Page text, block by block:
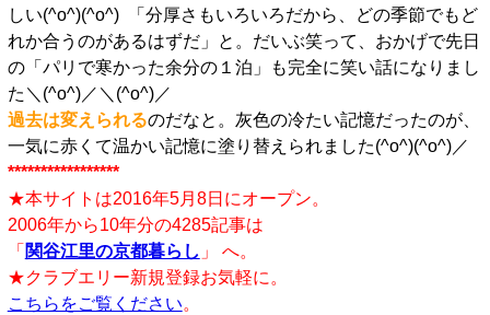
しい(^o^)(^o^) 「分厚さもいろいろだから、どの季節でもど
れか合うのがあるはずだ」と。だいぶ笑って、おかげで先日
の「パリで寒かった余分の１泊」も完全に笑い話になりまし
た＼(^o^)／＼(^o^)／
過去は変えられるのだなと。灰色の冷たい記憶だったのが、
一気に赤くて温かい記憶に塗り替えられました(^o^)(^o^)／
*****************
★本サイトは2016年5月8日にオープン。
2006年から10年分の4285記事は
「 関谷江里の京都暮らし 」 へ。
★クラブエリー新規登録お気軽に。
こちらをご覧ください。